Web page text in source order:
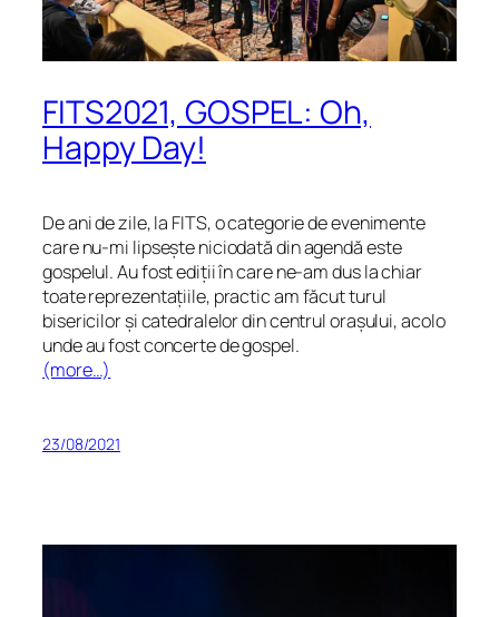
FITS2021, GOSPEL: Oh,
Happy Day!
De ani de zile, la FITS, o categorie de evenimente
care nu-mi lipsește niciodată din agendă este
gospelul. Au fost ediții în care ne-am dus la chiar
toate reprezentațiile, practic am făcut turul
bisericilor și catedralelor din centrul orașului, acolo
unde au fost concerte de gospel.
(more…)
23/08/2021